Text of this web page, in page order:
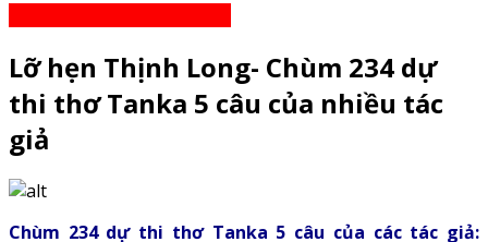
Lỡ hẹn Thịnh Long- Chùm 234 dự
thi thơ Tanka 5 câu của nhiều tác
giả
Chùm 234 dự thi thơ Tanka 5 câu của các tác giả: